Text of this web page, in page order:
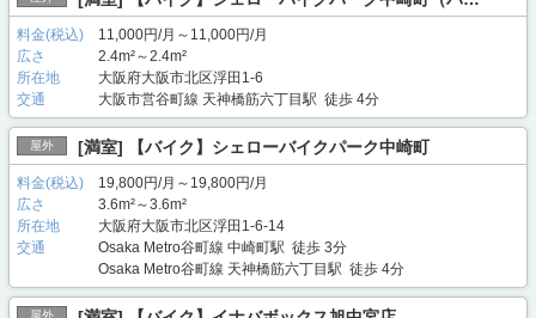
料金(税込)
11,000円/月～11,000円/月
広さ
2.4m²～2.4m²
所在地
大阪府大阪市北区浮田1-6
交通
大阪市営谷町線 天神橋筋六丁目駅 徒歩 4分
屋外 [満室] 【バイク】シェローバイクパーク中崎町
料金(税込)
19,800円/月～19,800円/月
広さ
3.6m²～3.6m²
所在地
大阪府大阪市北区浮田1-6-14
交通
Osaka Metro谷町線 中崎町駅 徒歩 3分
Osaka Metro谷町線 天神橋筋六丁目駅 徒歩 4分
屋外